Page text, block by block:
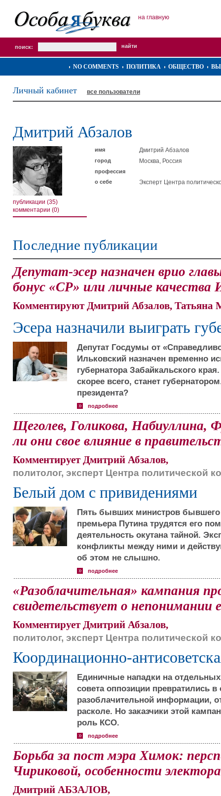
на главную
поиск:
NO COMMENTS ПОЛИТИКА ОБЩЕСТВО
Личный кабинет все пользователи
Дмитрий Абзалов
публикации (35)
комментарии (0)
имя Дмитрий Абзалов
город Москва, Россия
профессия
о себе
Эксперт Центра
Последние публикации
Депутат-эсер назначен врио
бонус «СР» или личные качества
Комментируют Дмитрий Абзалов, Татьяна
Эсера назначили выиграть
Депутат Госдумы от
Ильковский назначен временно
губернатора Забайкальского
скорее всего, станет
президента?
подробнее
Щеголев, Голикова, Набиуллина,
ли они свое влияние в
Комментирует Дмитрий Абзалов,
политолог, эксперт Центра политической
Белый дом с привидениями
Пять бывших министров бывшего
премьера Путина трудятся его
деятельность окутана тайной.
конфликты между ними и
об этом не слышно.
подробнее
«Разоблачительная» кампания
свидетельствует о непонимании
Комментирует Дмитрий Абзалов,
политолог, эксперт Центра политической
Координационно-
Единичные нападки на
совета оппозиции превратились
разоблачительной информации,
расколе. Но заказчики этой
роль КСО.
подробнее
Борьба за пост мэра Химок:
Чириковой, особенности
Дмитрий АБЗАЛОВ,